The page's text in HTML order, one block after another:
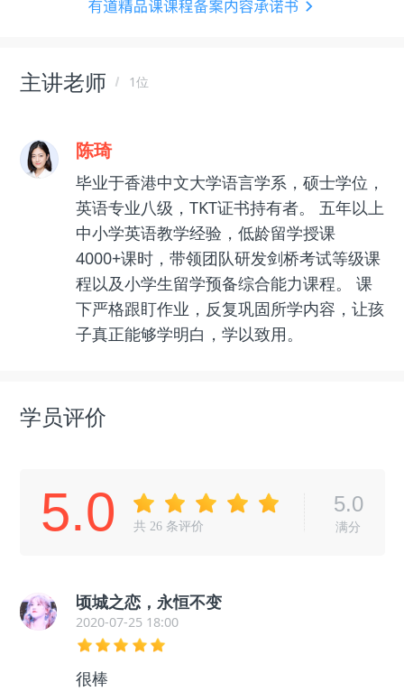
主讲老师 1位
陈琦
毕业于香港中文大学语言学系，硕士学位，
英语专业八级，TKT证书持有者。 五年以上
中小学英语教学经验，低龄留学授课
4000+课时，带领团队研发剑桥考试等级课
程以及小学生留学预备综合能力课程。 课
下严格跟盯作业，反复巩固所学内容，让孩
子真正能够学明白，学以致用。
学员评价
5.0 共 26 条评价
5.0
满分
顷城之恋，永恒不变
2020-07-25 18:00
很棒